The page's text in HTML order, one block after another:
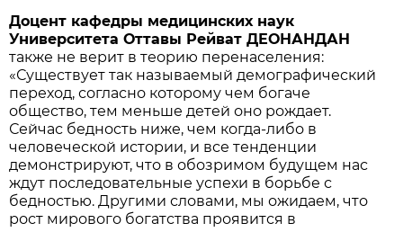
Доцент кафедры медицинских наук
Университета Оттавы Рейват ДЕОНАНДАН
также не верит в теорию перенаселения:
«Существует так называемый демографический
переход, согласно которому чем богаче
общество, тем меньше детей оно рождает.
Сейчас бедность ниже, чем когда-либо в
человеческой истории, и все тенденции
демонстрируют, что в обозримом будущем нас
ждут последовательные успехи в борьбе с
бедностью. Другими словами, мы ожидаем, что
рост мирового богатства проявится в